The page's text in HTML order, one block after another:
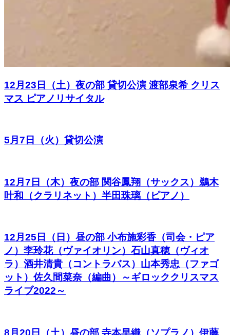
12月23日（土）夜の部 貸切公演 渡部泉希 クリス
マス ピアノリサイタル
5月7日（火）貸切公演
12月7日（木）夜の部 関谷鳳翔（サックス）鵜木
叶和（クラリネット）半田珠璃（ピアノ）
12月25日（日）昼の部 小布施彩香（司会・ピア
ノ）李玲花（ヴァイオリン）石山真穂（ヴィオ
ラ）酒井清貴（コントラバス）山本秀忠（ファゴ
ット）佐久間菜奈（編曲）～ギロッククリスマス
ライブ2022～
8月20日（土）昼の部 寺本早織（ソプラノ）伊藤